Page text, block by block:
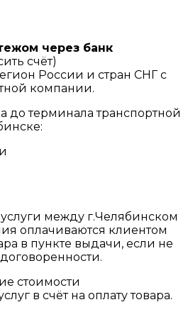
через банк
счёт)
России и стран СНГ с
компании.
до терминала транспортной
между г.Челябинском
оплачиваются клиентом
в пункте выдачи, если не
стоимости
в счёт на оплату товара.